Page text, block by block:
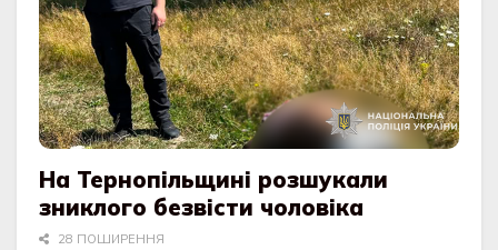
На Тернопільщині розшукали
зниклого безвісти чоловіка
28 ПОШИРЕННЯ